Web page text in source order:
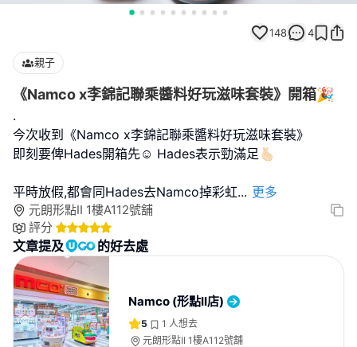
148 4
親子
《Namco x李錦記聯乘醬料好玩滋味套裝》開箱🎉
.
今次收到《Namco x李錦記聯乘醬料好玩滋味套裝》
即刻要俾Hades開箱先☺️ Hades表示勁滿足🫰🏻
平時放假,都會同Hades去Namco掉彩虹... 更多
元朗形點II 1樓A112號舖
評分
文章提及 的好去處
Namco (形點II店)
5 1 人想去
元朗形點II 1樓A112號舖